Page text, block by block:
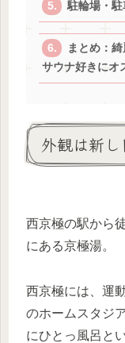
駐輪場・駐
まとめ：
サウナ好きにオ
外観は新
西京極の駅から
にある京極湯。
西京極には、運
のホームスタジ
にひとっ風呂と